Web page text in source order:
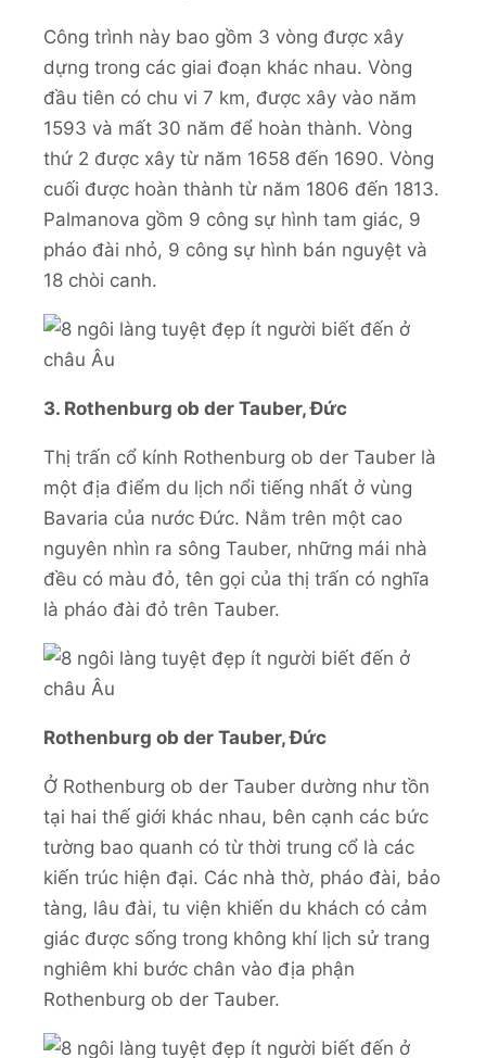
Công trình này bao gồm 3 vòng được xây
dựng trong các giai đoạn khác nhau. Vòng
đầu tiên có chu vi 7 km, được xây vào năm
1593 và mất 30 năm để hoàn thành. Vòng
thứ 2 được xây từ năm 1658 đến 1690. Vòng
cuối được hoàn thành từ năm 1806 đến 1813.
Palmanova gồm 9 công sự hình tam giác, 9
pháo đài nhỏ, 9 công sự hình bán nguyệt và
18 chòi canh.
3. Rothenburg ob der Tauber, Đức
Thị trấn cổ kính Rothenburg ob der Tauber là
một địa điểm du lịch nổi tiếng nhất ở vùng
Bavaria của nước Đức. Nằm trên một cao
nguyên nhìn ra sông Tauber, những mái nhà
đều có màu đỏ, tên gọi của thị trấn có nghĩa
là pháo đài đỏ trên Tauber.
Rothenburg ob der Tauber, Đức
Ở Rothenburg ob der Tauber dường như tồn
tại hai thế giới khác nhau, bên cạnh các bức
tường bao quanh có từ thời trung cổ là các
kiến trúc hiện đại. Các nhà thờ, pháo đài, bảo
tàng, lâu đài, tu viện khiến du khách có cảm
giác được sống trong không khí lịch sử trang
nghiêm khi bước chân vào địa phận
Rothenburg ob der Tauber.